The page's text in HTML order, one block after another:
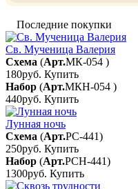
Последние покупки
Св. Мученица Валерия
Схема (Арт.МК-054 )
180руб. Купить
Набор (Арт.МКН-054 )
440руб. Купить
Лунная ночь
Схема (Арт.РС-441)
250руб. Купить
Набор (Арт.РСН-441)
1300руб. Купить